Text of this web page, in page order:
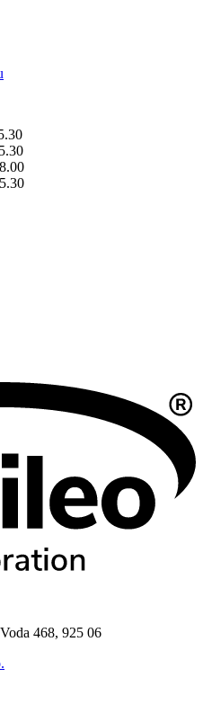
468, 925 06